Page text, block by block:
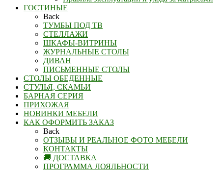
ГОСТИНЫЕ
Back
ТУМБЫ ПОД ТВ
СТЕЛЛАЖИ
ШКАФЫ-ВИТРИНЫ
ЖУРНАЛЬНЫЕ СТОЛЫ
ДИВАН
ПИСЬМЕННЫЕ СТОЛЫ
СТОЛЫ ОБЕДЕННЫЕ
СТУЛЬЯ, СКАМЬИ
БАРНАЯ СЕРИЯ
ПРИХОЖАЯ
НОВИНКИ МЕБЕЛИ
КАК ОФОРМИТЬ ЗАКАЗ
Back
ОТЗЫВЫ И РЕАЛЬНОЕ ФОТО МЕБЕЛИ
КОНТАКТЫ
🚚 ДОСТАВКА
ПРОГРАММА ЛОЯЛЬНОСТИ